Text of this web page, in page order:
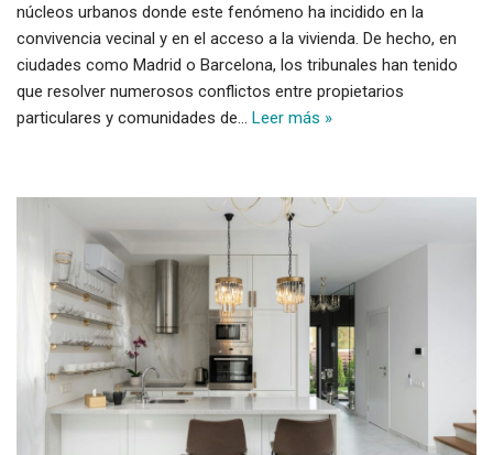
núcleos urbanos donde este fenómeno ha incidido en la
convivencia vecinal y en el acceso a la vivienda. De hecho, en
ciudades como Madrid o Barcelona, los tribunales han tenido
que resolver numerosos conflictos entre propietarios
particulares y comunidades de… Leer más »